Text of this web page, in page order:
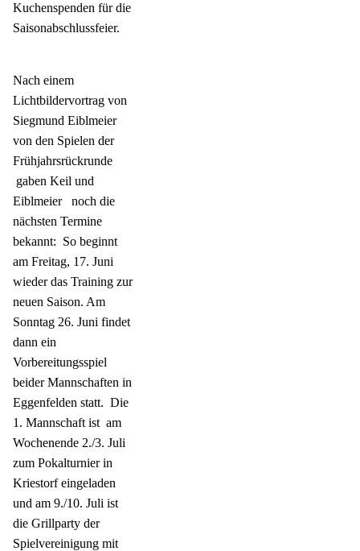
Kuchenspenden für die
Saisonabschlussfeier.
Nach einem
Lichtbildervortrag von
Siegmund Eiblmeier
von den Spielen der
Frühjahrsrückrunde
gaben Keil und
Eiblmeier
noch die
nächsten Termine
bekannt: So beginnt
am Freitag, 17. Juni
wieder das Training zur
neuen Saison. Am
Sonntag 26. Juni findet
dann ein
Vorbereitungsspiel
beider Mannschaften in
Eggenfelden statt. Die
1. Mannschaft ist am
Wochenende 2./3. Juli
zum Pokalturnier in
Kriestorf eingeladen
und am 9./10. Juli ist
die Grillparty der
Spielvereinigung mit